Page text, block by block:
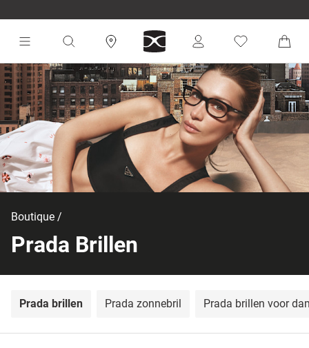
Boutique
Prada Brillen
Prada brillen Prada zonnebril Prada brillen voor